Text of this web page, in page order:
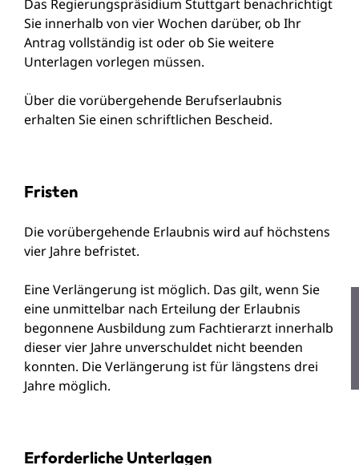
Das Regierungspräsidium Stuttgart benachrichtigt
Sie innerhalb von vier Wochen darüber, ob Ihr
Antrag vollständig ist oder ob Sie weitere
Unterlagen vorlegen müssen.
Über die vorübergehende Berufserlaubnis
erhalten Sie einen schriftlichen Bescheid.
Fristen
Die vorübergehende Erlaubnis wird auf höchstens
vier Jahre befristet.
Eine Verlängerung ist möglich. Das gilt, wenn Sie
eine unmittelbar nach Erteilung der Erlaubnis
begonnene Ausbildung zum Fachtierarzt innerhalb
dieser vier Jahre unverschuldet nicht beenden
konnten. Die Verlängerung ist für längstens drei
Jahre möglich.
Erforderliche Unterlagen